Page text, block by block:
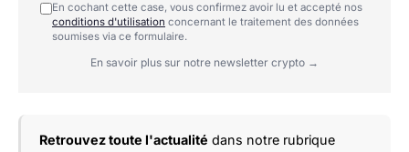
En cochant cette case, vous confirmez avoir lu et accepté nos
conditions d'utilisation concernant le traitement des données
soumises via ce formulaire.
En savoir plus sur notre newsletter crypto →
Retrouvez toute l'actualité dans notre rubrique